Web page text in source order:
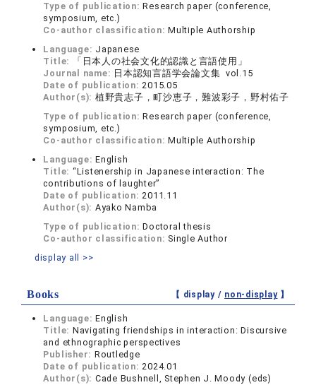
Type of publication:Research paper (conference,
symposium, etc.)
Co-author classification:Multiple Authorship
Language: Japanese
Title:
「日本人の社会文化的認識と言語使用」
Journal name: 日本認知言語学会論文集 vol.15
Date of publication:2015.05
Author(s): 植野貴志子，町沙恵子，難波彩子，野村佑子
Type of publication:Research paper (conference,
symposium, etc.)
Co-author classification:Multiple Authorship
Language:English
Title: “Listenership in Japanese interaction: The
contributions of laughter”
Date of publication:2011.11
Author(s): Ayako Namba
Type of publication:Doctoral thesis
Co-author classification: Single Author
display all >>
Books 【 display / non-display】
Language:English
Title: Navigating friendships in interaction: Discursive
and ethnographic perspectives
Publisher: Routledge
Date of publication:2024.01
Author(s): Cade Bushnell, Stephen J. Moody (eds)